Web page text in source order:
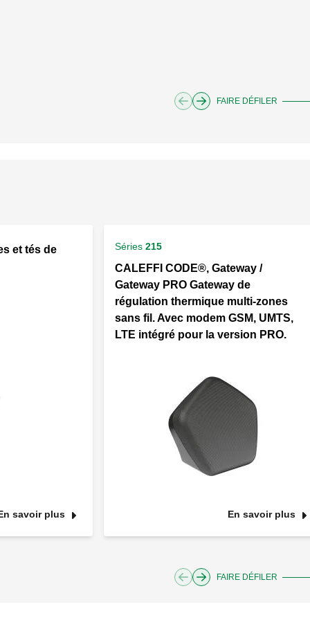
FAIRE DÉFILER
et tés de
savoir plus
Séries 215
CALEFFI CODE®, Gateway /
Gateway PRO Gateway de
régulation thermique multi-zones
sans fil. Avec modem GSM, UMTS,
LTE intégré pour la version PRO.
En savoir plus
FAIRE DÉFILER